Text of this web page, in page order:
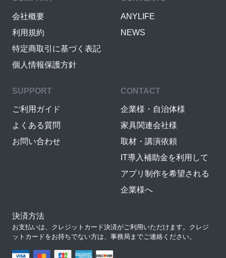
会社概要
利用規約
特定商取引に基づく表記
個人情報保護方針
ANYLIFE
NEWS
SUPPORT
ご利用ガイド
よくある質問
お問い合わせ
CONTACT
企業様・自治体様
家具関連会社様
取材・講演依頼
IT導入補助金を利用して
アプリ制作を希望される
企業様へ
決済方法
お支払いは、クレジットカード決済がご利用いただけます。クレジ
ットカードをお持ちでない方は、事務局までご連絡ください。